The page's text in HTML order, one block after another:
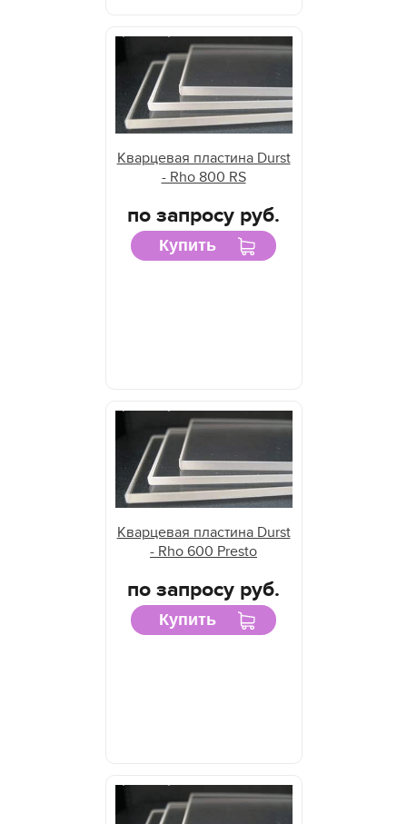
Кварцевая пластина Durst
- Rho 800 RS
по запросу руб.
Купить
Кварцевая пластина Durst
- Rho 600 Presto
по запросу руб.
Купить